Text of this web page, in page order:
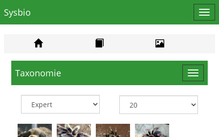
le
Sysbio
Toggle
Taxonomie